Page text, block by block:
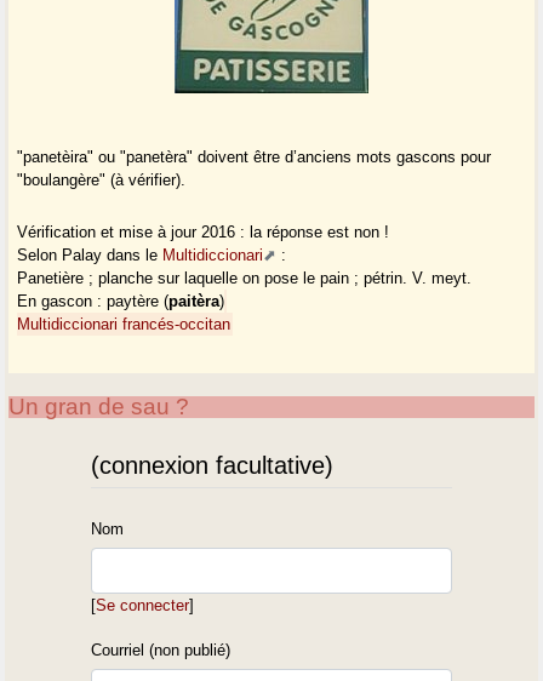
"panetèira" ou "panetèra" doivent être d’anciens mots gascons pour
"boulangère" (à vérifier).
Vérification et mise à jour 2016 : la réponse est non !
Selon Palay dans le Multidiccionari
:
Panetière ; planche sur laquelle on pose le pain ; pétrin. V. meyt.
En gascon : paytère (paitèra)
Multidiccionari francés-occitan
Un gran de sau ?
(connexion facultative)
Nom
[Se connecter]
Courriel (non publié)